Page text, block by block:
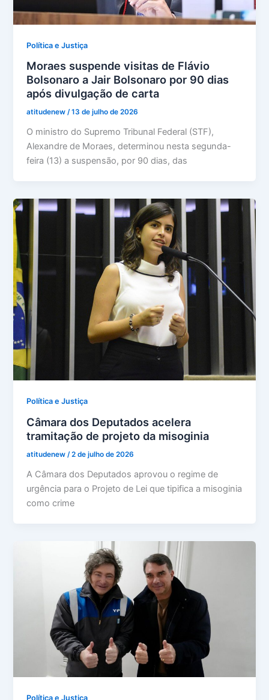
Política e Justiça
Moraes suspende visitas de Flávio
Bolsonaro a Jair Bolsonaro por 90 dias
após divulgação de carta
atitudenew/13 de julho de 2026
O ministro do Supremo Tribunal Federal (STF),
Alexandre de Moraes, determinou nesta segunda-
feira (13) a suspensão, por 90 dias, das
Política e Justiça
Câmara dos Deputados acelera
tramitação de projeto da misoginia
atitudenew/2 de julho de 2026
A Câmara dos Deputados aprovou o regime de
urgência para o Projeto de Lei que tipifica a misoginia
como crime
Política e Justiça